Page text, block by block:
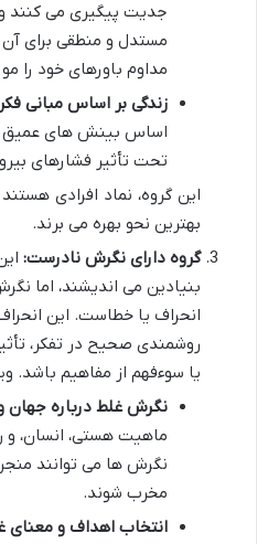
جدیت پیگیری می کنند
مستدل و منطقی برای
مداوم باورهای خود را
زندگی بر اساس مبانی
اساس بینش های عمیق
تحت تأثیر فشارهای
این گروه، نماد افرادی
بهترین نحو بهره می برند.
گروه دارای نگرش نادرست:
بنیادین می اندیشند، اما
انحراف یا خطاست. این
روشمندی صحیح در تفکر،
یا سوءفهم از مفاهیم باشد.
نگرش غلط درباره جهان
ماهیت هستی، انسان، و
نگرش ها می توانند
مخرب شوند.
انتخاب اهداف و معنای